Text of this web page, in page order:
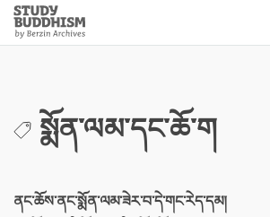
Close
Study
Buddhism
སྨོན་ལམ་དང་ཆོ་ག
ནང་ཆོས་ནང་སྨོན་ལམ་ཟེར་བ་དེ་གང་རེད་དམ།